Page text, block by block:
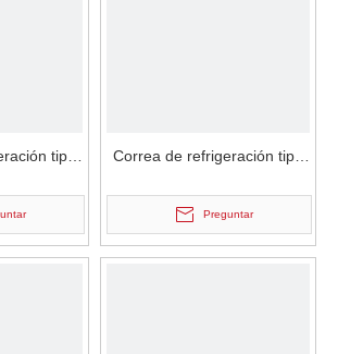
tipo
Correa de refrigeración tipo
PVC de alta velocidad
Preguntar